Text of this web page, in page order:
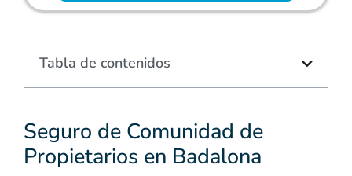
Seguro de Comunidad de
Propietarios en Badalona
Tabla de contenidos